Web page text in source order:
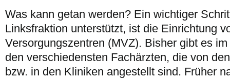
Was kann getan werden? Ein wichtiger
Linksfraktion unterstützt, ist die Einrichtung
Versorgungszentren (MVZ). Bisher gibt es
den verschiedensten Fachärzten, die von
bzw. in den Kliniken angestellt sind. Früher